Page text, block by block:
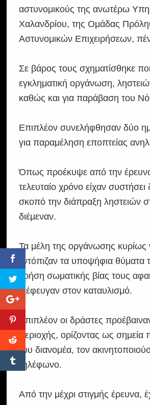
αστυνομικούς της ανωτέρω
Χαλανδρίου, της Ομάδας
Αστυνομικών Επιχειρήσεων,
Σε βάρος τους σχηματίσθηκε
εγκληματική οργάνωση,
καθώς και για παράβαση του
Επιπλέον συνελήφθησαν δύο
για παραμέληση εποπτείας
Όπως προέκυψε από την
τελευταίο χρόνο είχαν
σκοπό την διάπραξη ληστειών
διέμεναν.
Τα μέλη της οργάνωσης κυρίως
εντόπιζαν τα υποψήφια θύματα
χρήση σωματικής βίας τους
διέφευγαν στον καταυλισμό.
Επιπλέον οι δράστες
περιοχής, ορίζοντας ως
του διανομέα, τον
τηλέφωνο.
Από την μέχρι στιγμής έρευνα,